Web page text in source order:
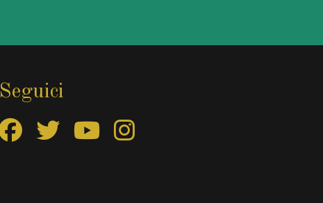
Seguici